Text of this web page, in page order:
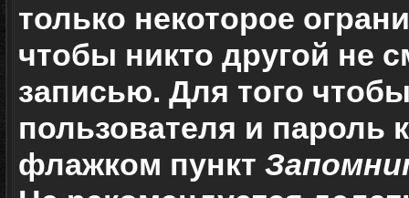
только некоторое
чтобы никто другой не
записью. Для того
пользователя и пароль
флажком пункт